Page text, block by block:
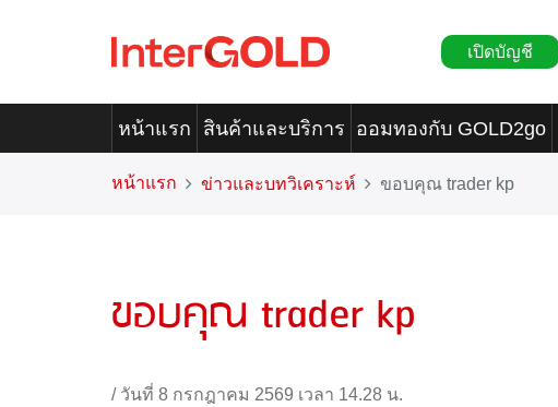
เปิดบัญชี
หน้าแรก สินค้าและบริการ ออมทองกับ GOLD2go
หน้าแรก ข่าวและบทวิเคราะห์ ขอบคุณ trader kp
ขอบคุณ trader kp
/ วันที่ 8 กรกฎาคม 2569 เวลา 14.28 น.